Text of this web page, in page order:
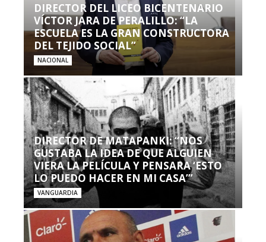
DIRECTOR DEL LICEO BICENTENARIO
VÍCTOR JARA DE PERALILLO: “LA
ESCUELA ES LA GRAN CONSTRUCTORA
DEL TEJIDO SOCIAL”
NACIONAL
DIRECTOR DE MATAPANKI: “NOS
GUSTABA LA IDEA DE QUE ALGUIEN
VIERA LA PELÍCULA Y PENSARA ‘ESTO
LO PUEDO HACER EN MI CASA’”
VANGUARDIA